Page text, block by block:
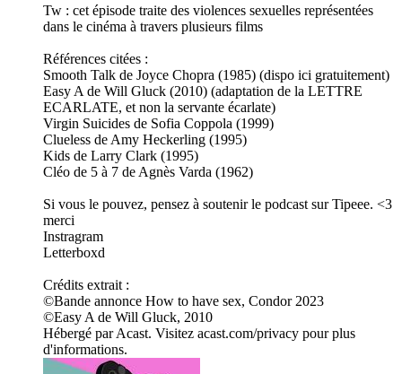
Tw : cet épisode traite des violences sexuelles représentées
dans le cinéma à travers plusieurs films
Références citées :
Smooth Talk de Joyce Chopra (1985) (dispo ici gratuitement)
Easy A de Will Gluck (2010) (adaptation de la LETTRE
ECARLATE, et non la servante écarlate)
Virgin Suicides de Sofia Coppola (1999)
Clueless de Amy Heckerling (1995)
Kids de Larry Clark (1995)
Cléo de 5 à 7 de Agnès Varda (1962)
Si vous le pouvez, pensez à soutenir le podcast sur Tipeee. <3
merci
Instragram
Letterboxd
Crédits extrait :
©Bande annonce How to have sex, Condor 2023
©Easy A de Will Gluck, 2010
Hébergé par Acast. Visitez acast.com/privacy pour plus
d'informations.